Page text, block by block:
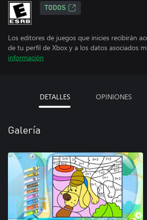
TODOS
Los editores de juegos que inicies recibirán
de tu perfil de Xbox y a los datos asociados
información
DETALLES OPINIONES
Galería